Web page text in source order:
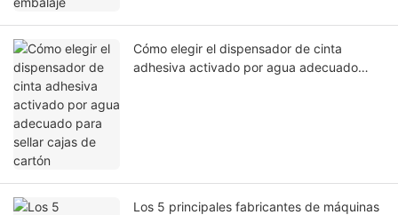
Cómo elegir el dispensador de cinta
adhesiva activado por agua adecuado
Los 5 principales fabricantes de máquinas